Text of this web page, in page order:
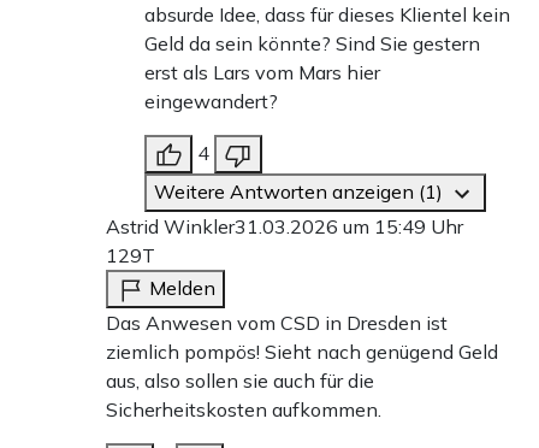
absurde Idee, dass für dieses Klientel kein
Geld da sein könnte? Sind Sie gestern
erst als Lars vom Mars hier
eingewandert?
4
Weitere Antworten anzeigen (1)
Astrid Winkler31.03.2026 um 15:49 Uhr
129T
Melden
Das Anwesen vom CSD in Dresden ist
ziemlich pompös! Sieht nach genügend Geld
aus, also sollen sie auch für die
Sicherheitskosten aufkommen.